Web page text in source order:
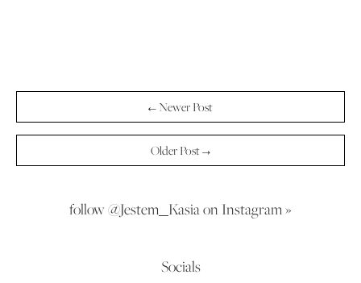
← Newer Post
Older Post →
follow @Jestem_Kasia on Instagram »
Socials